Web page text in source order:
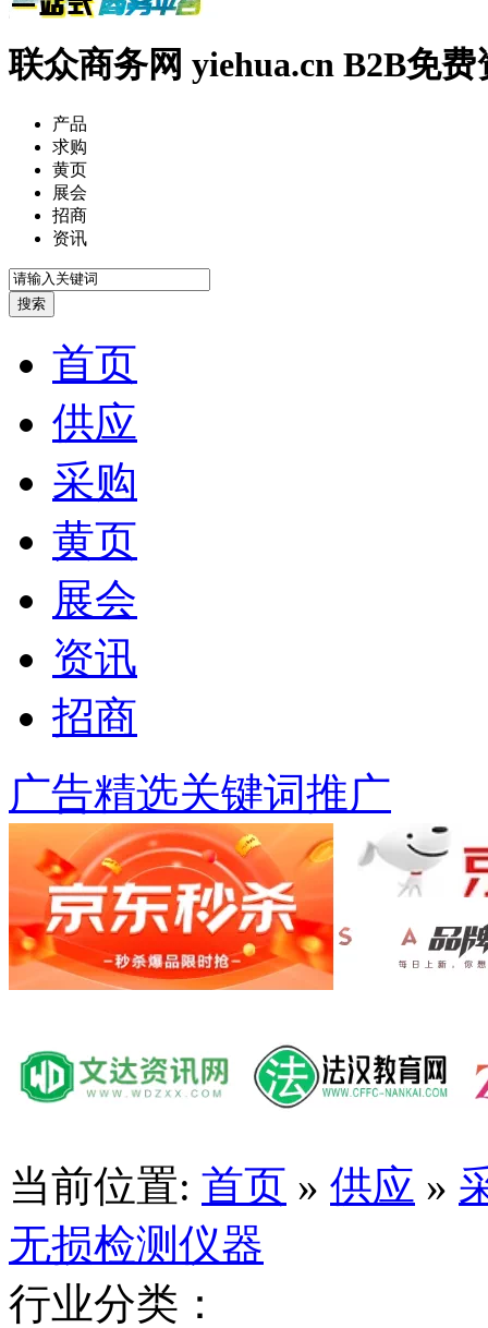
联众商务网 yiehua.cn B2B免
产品
求购
黄页
展会
招商
资讯
首页
供应
采购
黄页
展会
资讯
招商
广告精选关键词推广
当前位置: 首页 » 供应 »
无损检测仪器
行业分类：